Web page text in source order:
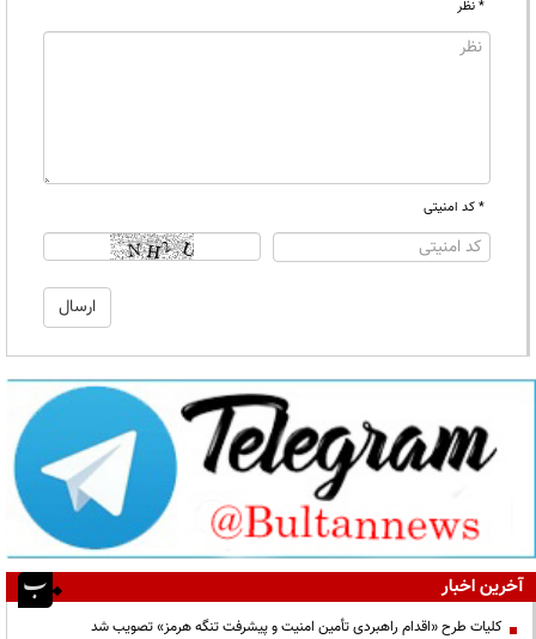
* نظر
* کد امنیتی
آخرین اخبار
کلیات طرح «اقدام راهبردی تأمین امنیت و پیشرفت تنگه هرمز» تصویب شد